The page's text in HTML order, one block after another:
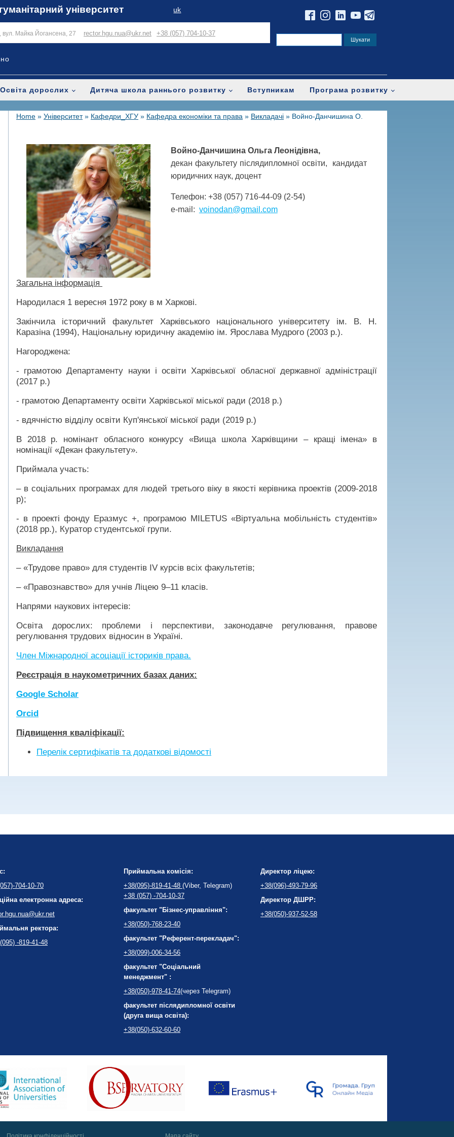
університет uk
вул. Майка Йогансена, 27 rector.hgu.nua@ukr.net +38 (057) 704-10-37
Освіта дорослих Дитяча школа раннього розвитку Вступникам Програма розвитку
Home » Університет» Кафедри_ХГУ » Кафедра економіки та права » Викладачі » Войно-Данчишина О.
Войно-Данчишина Ольга Леонідівна,
декан факультету післядипломної освіти, кандидат
юридичних наук, доцент
Телефон: +38 (057) 716-44-09 (2-54)
e-mail: voinodan@gmail.com
Загальна інформація
Народилася 1 вересня 1972 року в м Харкові.
Закінчила історичний факультет Харківського національного університету ім. В. Н.
Каразіна (1994), Національну юридичну академію ім. Ярослава Мудрого (2003 р.).
Нагороджена:
- грамотою Департаменту науки і освіти Харківської обласної державної адміністрації
(2017 р.)
- грамотою Департаменту освіти Харківської міської ради (2018 р.)
- вдячністю відділу освіти Куп'янської міської ради (2019 р.)
В 2018 р. номінант обласного конкурсу «Вища школа Харківщини – кращі імена» в
номінації «Декан факультету».
Приймала участь:
– в соціальних програмах для людей третього віку в якості керівника проектів (2009-2018
р);
- в проекті фонду Еразмус +, програмою MILETUS «Віртуальна мобільність студентів»
(2018 рр.), Куратор студентської групи.
Викладання
– «Трудове право» для студентів ІV курсів всіх факультетів;
– «Правознавство» для учнів Ліцею 9–11 класів.
Напрями наукових інтересів:
Освіта дорослих: проблеми і перспективи, законодавче регулювання, правове
регулювання трудових відносин в Україні.
Член Міжнародної асоціації істориків права.
Реєстрація в наукометричних базах даних:
Google Scholar
Orcid
Підвищення кваліфікації:
Перелік сертифікатів та додаткові відомості
704-10-70
електронна адреса:
ректора:
-819-41-48
Приймальна комісія:
+38(095)-819-41-48 (Viber, Telegram)
+38 (057) -704-10-37
факультет "Бізнес-управління":
+38(050)-768-23-40
факультет "Референт-перекладач":
+38(099)-006-34-56
факультет "Соціальний
менеджмент" :
+38(050)-978-41-74(через Telegram)
факультет післядипломної освіти
(друга вища освіта):
+38(050)-632-60-60
Директор ліцею:
+38(096)-493-79-96
Директор ДШРР:
+38(050)-937-52-58